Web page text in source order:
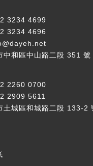
3234 4699
3234 4696
中和區中山路二段 351
2260 0700
2909 5611
土城區和城路二段 133-2